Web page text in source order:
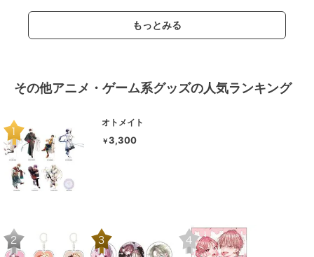
もっとみる
その他アニメ・ゲーム系グッズの人気ランキング
オトメイト
￥3,300